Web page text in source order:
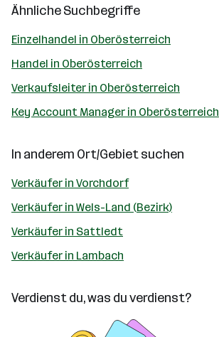
Ähnliche Suchbegriffe
Einzelhandel in Oberösterreich
Handel in Oberösterreich
Verkaufsleiter in Oberösterreich
Key Account Manager in Oberösterreich
In anderem Ort/Gebiet suchen
Verkäufer in Vorchdorf
Verkäufer in Wels-Land (Bezirk)
Verkäufer in Sattledt
Verkäufer in Lambach
Verdienst du, was du verdienst?